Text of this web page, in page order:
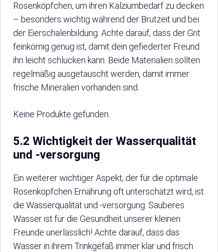
Rosenköpfchen, um ihren Kalziumbedarf zu decken
– besonders wichtig während der Brutzeit und bei
der Eierschalenbildung. Achte darauf, dass der Grit
feinkörnig genug ist, damit dein gefiederter Freund
ihn leicht schlucken kann. Beide Materialien sollten
regelmäßig ausgetauscht werden, damit immer
frische Mineralien vorhanden sind.
Keine Produkte gefunden.
5.2 Wichtigkeit der Wasserqualität
und -versorgung
Ein weiterer wichtiger Aspekt, der für die optimale
Rosenköpfchen Ernährung oft unterschätzt wird, ist
die Wasserqualität und -versorgung. Sauberes
Wasser ist für die Gesundheit unserer kleinen
Freunde unerlässlich! Achte darauf, dass das
Wasser in ihrem Trinkgefäß immer klar und frisch